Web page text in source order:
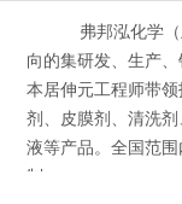
弗邦泓化学（
向的集研发、生产
本居伸元工程师带
剂、皮膜剂、清洗
液等产品。全国范
制…...